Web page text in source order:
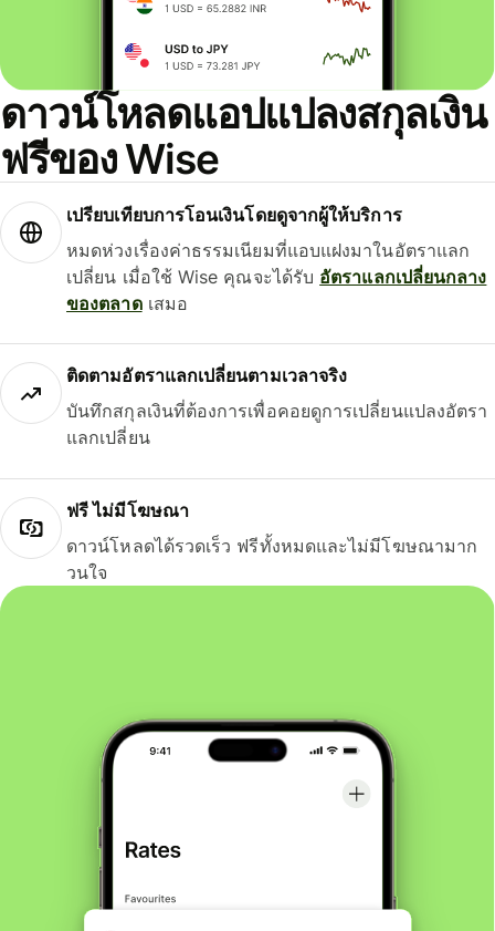
ดาวน์โหลดแอปแปลงสกุลเงิน
ฟรีของ Wise
เปรียบเทียบการโอนเงินโดยดูจากผู้ให้บริการ
หมดห่วงเรื่องค่าธรรมเนียมที่แอบแฝงมาในอัตราแลก
เปลี่ยน เมื่อใช้ Wise คุณจะได้รับ อัตราแลกเปลี่ยนกลาง
ของตลาดเสมอ
ติดตามอัตราแลกเปลี่ยนตามเวลาจริง
บันทึกสกุลเงินที่ต้องการเพื่อคอยดูการเปลี่ยนแปลงอัตรา
แลกเปลี่ยน
ฟรี ไม่มีโฆษณา
ดาวน์โหลดได้รวดเร็ว ฟรีทั้งหมดและไม่มีโฆษณามาก
วนใจ